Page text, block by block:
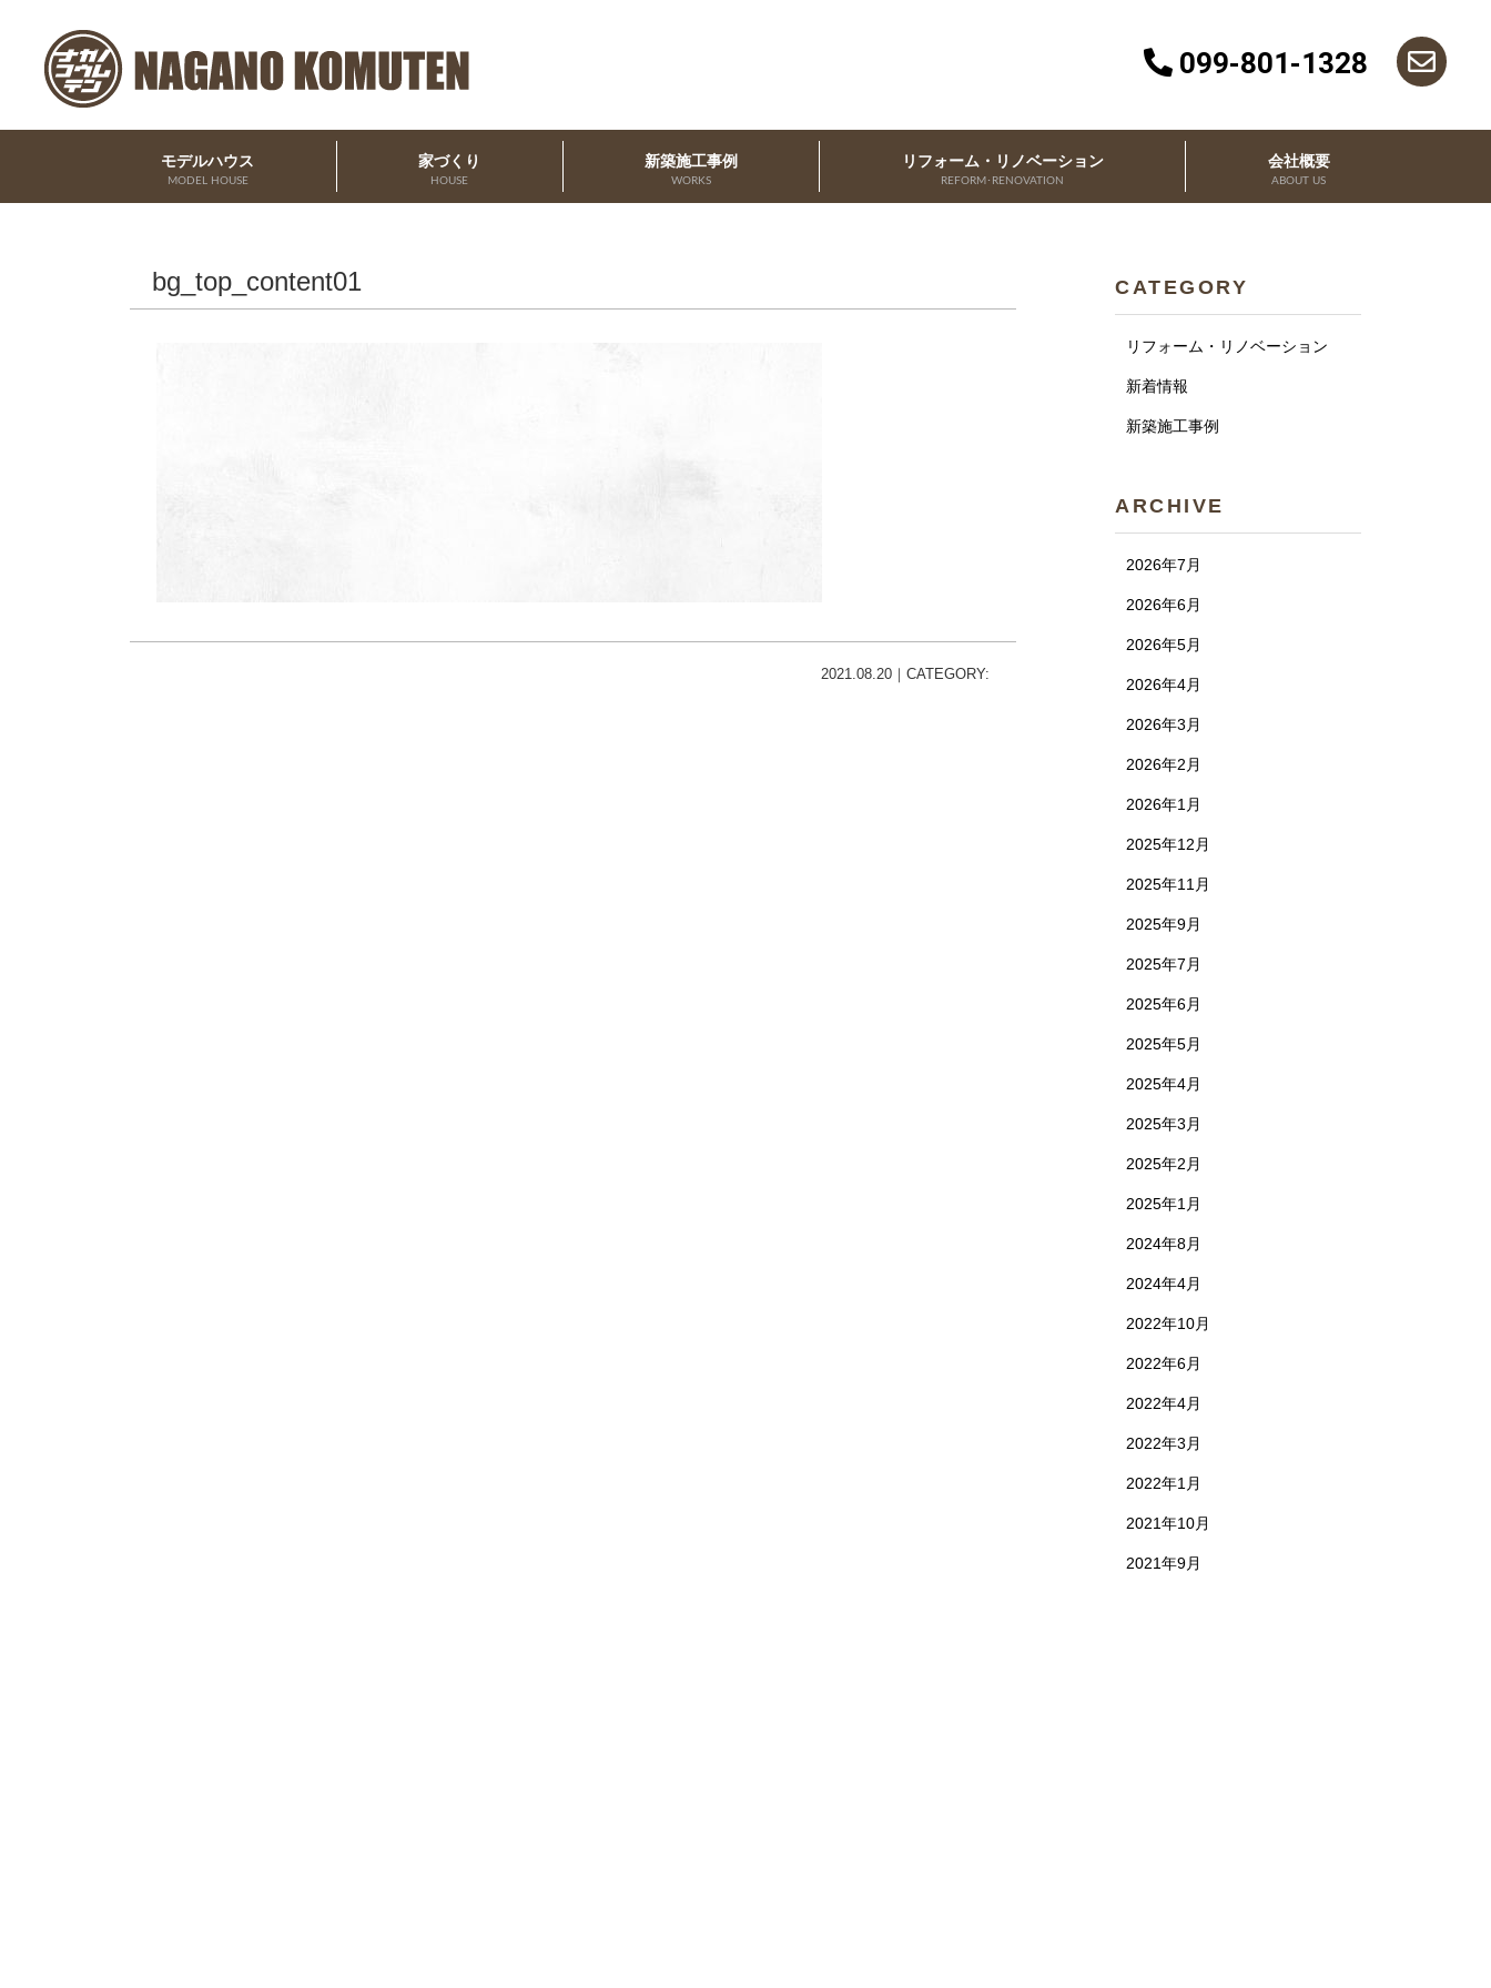
モデルハウス
MODEL HOUSE
家づくり
HOUSE
新築施工事例
WORKS
リフォーム・リノベーション
REFORM･RENOVATION
会社概要
ABOUT US
099-801-1328
bg_top_content01
2021.08.20｜CATEGORY:
CATEGORY
リフォーム・リノベーション
新着情報
新築施工事例
ARCHIVE
2026年7月
2026年6月
2026年5月
2026年4月
2026年3月
2026年2月
2026年1月
2025年12月
2025年11月
2025年9月
2025年7月
2025年6月
2025年5月
2025年4月
2025年3月
2025年2月
2025年1月
2024年8月
2024年4月
2022年10月
2022年6月
2022年4月
2022年3月
2022年1月
2021年10月
2021年9月